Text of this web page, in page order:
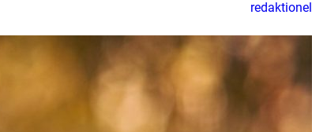
redaktionel